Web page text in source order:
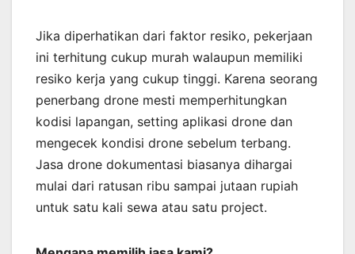
Jika diperhatikan dari faktor resiko, pekerjaan
ini terhitung cukup murah walaupun memiliki
resiko kerja yang cukup tinggi. Karena seorang
penerbang drone mesti memperhitungkan
kodisi lapangan, setting aplikasi drone dan
mengecek kondisi drone sebelum terbang.
Jasa drone dokumentasi biasanya dihargai
mulai dari ratusan ribu sampai jutaan rupiah
untuk satu kali sewa atau satu project.